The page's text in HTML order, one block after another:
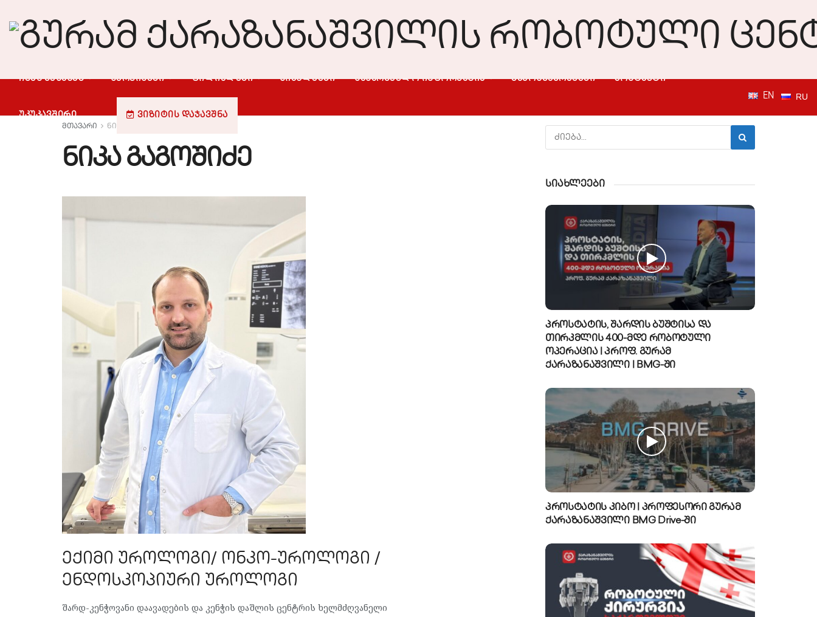
ᲩᲕᲔᲜ ᲨᲔᲡᲐᲮᲔᲑ ᲡᲔᲠᲕᲘᲡᲔᲑᲘ ᲤᲘᲚᲘᲐᲚᲔᲑᲘ ᲡᲘᲐᲮᲚᲔᲔᲑᲘ ᲡᲐᲡᲐᲠᲒᲔᲑᲚᲝ ᲘᲜᲤᲝᲠᲛᲐᲪᲘᲐ ᲒᲐᲛᲝᲮᲛᲐᲣᲠᲔᲑᲔᲑᲘ ᲙᲝᲜᲢᲐᲥᲢᲘ
ᲣᲙᲣᲙᲐᲕᲨᲘᲠᲘ ᲕᲘᲖᲘᲢᲘᲡ ᲓᲐᲯᲐᲕᲨᲜᲐ
EN RU
მთავარი ნიკა გაგოშიძე
ნიკა გაგოშიძე
ექიმი უროლოგი/ ონკო-უროლოგი /
ენდოსკოპიური უროლოგი
შარდ-კენჭოვანი დაავადების და კენჭის დაშლის ცენტრის ხელმძღვანელი
სიახლეები
პროსტატის, შარდის ბუშტისა და
თირკმლის 400-მდე რობოტული
ოპერაცია | პროფ. გურამ
ქარაზანაშვილი | BMG-ში
პროსტატის კიბო | პროფესორი გურამ
ქარაზანაშვილი BMG Drive-ში